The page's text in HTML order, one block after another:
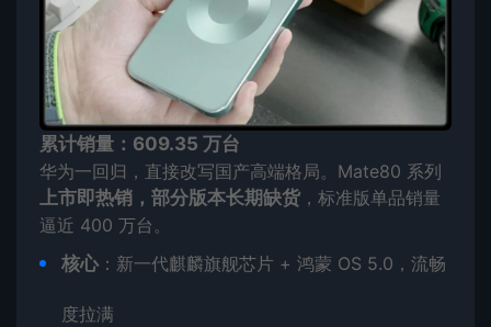
累计销量：609.35 万台
华为一回归，直接改写国产高端格局。Mate80 系列
上市即热销，部分版本长期缺货 ，标准版单品销量
逼近 400 万台。
核心 ：新一代麒麟旗舰芯片 + 鸿蒙 OS 5.0，流畅
度拉满